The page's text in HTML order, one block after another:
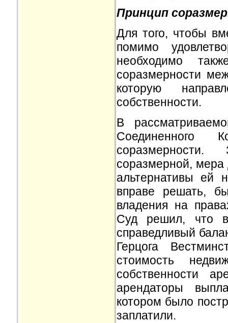
Принцип
Для того, чтобы
помимо
необходимо
соразмерности
которую
собственности.
В
Соединенного
соразмерной,
альтернативы ей
вправе решать,
владения на
Суд решил, что
справедливый
Герцога
стоимость
собственности
арендаторы
котором было
заплатили.